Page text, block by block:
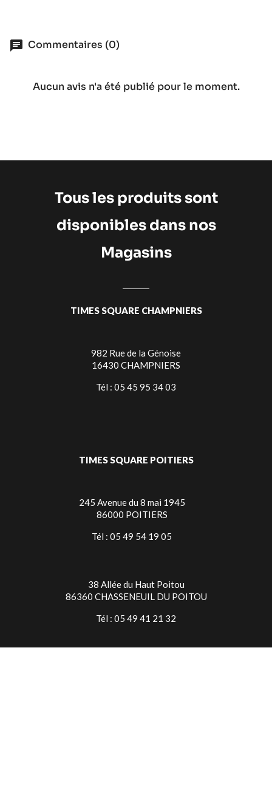
Commentaires (0)
Aucun avis n'a été publié pour le moment.
Tous les produits sont
disponibles dans nos
Magasins
TIMES SQUARE CHAMPNIERS
982 Rue de la Génoise
16430 CHAMPNIERS
Tél : 05 45 95 34 03
TIMES SQUARE POITIERS
245 Avenue du 8 mai 1945
86000 POITIERS
Tél : 05 49 54 19 05
38 Allée du Haut Poitou
86360 CHASSENEUIL DU POITOU
Tél : 05 49 41 21 32